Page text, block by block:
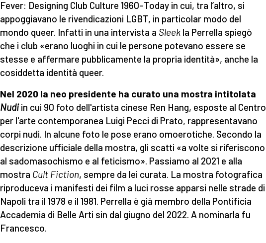
Fever: Designing Club Culture 1960–Today in cui, tra l’altro, si
appoggiavano le rivendicazioni LGBT, in particolar modo del
mondo queer. Infatti in una intervista a Sleek la Perrella spiegò
che i club «erano luoghi in cui le persone potevano essere se
stesse e affermare pubblicamente la propria identità», anche la
cosiddetta identità queer.
Nel 2020 la neo presidente ha curato una mostra intitolata
Nudiin cui 90 foto dell'artista cinese Ren Hang, esposte al Centro
per l'arte contemporanea Luigi Pecci di Prato, rappresentavano
corpi nudi. In alcune foto le pose erano omoerotiche. Secondo la
descrizione ufficiale della mostra, gli scatti «a volte si riferiscono
al sadomasochismo e al feticismo». Passiamo al 2021 e alla
mostra Cult Fiction, sempre da lei curata. La mostra fotografica
riproduceva i manifesti dei film a luci rosse apparsi nelle strade di
Napoli tra il 1978 e il 1981. Perrella è già membro della Pontificia
Accademia di Belle Arti sin dal giugno del 2022. A nominarla fu
Francesco.